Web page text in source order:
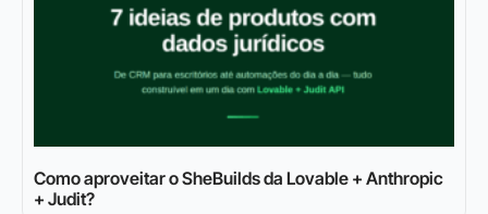
Como aproveitar o SheBuilds da Lovable + Anthropic
+ Judit?